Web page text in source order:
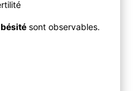
sont observables.